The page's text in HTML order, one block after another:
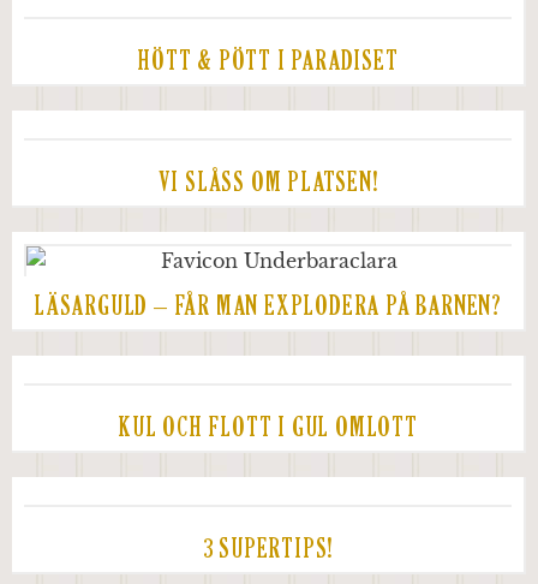
HÖTT & PÖTT I PARADISET
VI SLÅSS OM PLATSEN!
LÄSARGULD – FÅR MAN EXPLODERA PÅ BARNEN?
KUL OCH FLOTT I GUL OMLOTT
3 SUPERTIPS!